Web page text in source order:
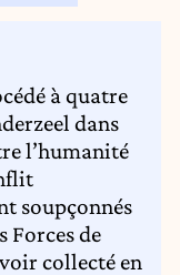
à quatre
dans
l’humanité
soupçonnés
Forces de
collecté en